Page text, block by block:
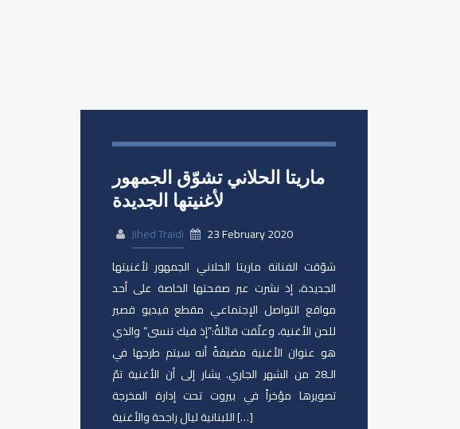
ماريتا الحلاني تشوّق الجمهور
لأغنيتها الجديدة
Jihed Traidi
23 February 2020
شوّقت الفنانة ​ماريتا الحلاني الجمهور لأغنيتها
الجديدة، إذ نشرت عبر صفحتها الخاصة على أحد
مواقع التواصل الإجتماعي مقطع فيديو قصير
للحن الأغنية، وعلّقت قائلةً:”إذ فيك تنسى” والذي
هو عنوان الأغنية مضيفةً أنه سيتم طرحها في
الـ28 من الشهر الجاري. يشار إلى أن الأغنية تمّ
تصويرها مؤخراً في بيروت تحت إدارة المخرجة
اللبنانية ليال راجحة والأغنية […]